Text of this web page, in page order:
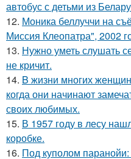
автобус с детьми из
12. Моника беллуччи на
Миссия Клеопатра", 2002
13. Нужно уметь слушать
не кричит.
14. B жизни многих
когда они начинают
своих любимых.
15. В 1957 году в лесу
коробке.
16. Под куполом